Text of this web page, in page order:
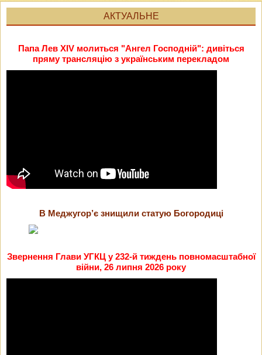
АКТУАЛЬНЕ
Папа Лев XIV молиться "Ангел Господній": дивіться
пряму трансляцію з українським перекладом
В Меджугор’є знищили статую Богородиці
Звернення Глави УГКЦ у 232-й тиждень повномасштабної
війни, 26 липня 2026 року